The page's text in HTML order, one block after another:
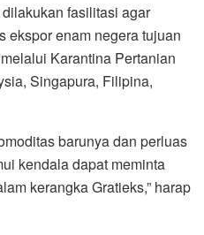
fasilitasi agar
ekspor enam negera tujuan
Karantina Pertanian
Singapura, Filipina,
barunya dan perluas
kendala dapat meminta
kerangka Gratieks,” harap